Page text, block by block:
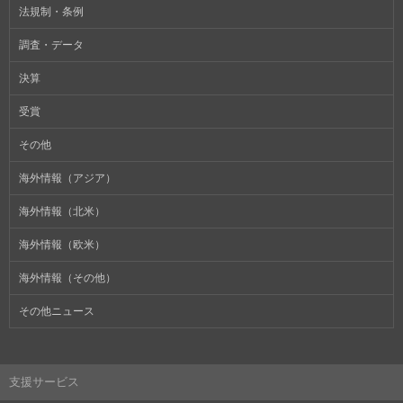
法規制・条例
調査・データ
決算
受賞
その他
海外情報（アジア）
海外情報（北米）
海外情報（欧米）
海外情報（その他）
その他ニュース
支援サービス